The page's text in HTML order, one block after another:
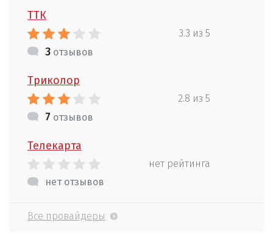
ТТК
3.3 из 5
3 отзывов
Триколор
2.8 из 5
7 отзывов
Телекарта
нет рейтинга
нет отзывов
Все провайдеры